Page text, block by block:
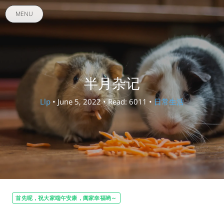
MENU
半月杂记
Llp• June 5, 2022 • Read: 6011 • 日常生活
首先呢，祝大家端午安康，阖家幸福哟～